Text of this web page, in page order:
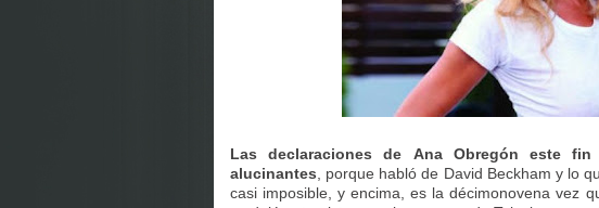
Las declaraciones de Ana Obregón este
alucinantes , porque habló de David Beckham y lo
casi imposible, y encima, es la décimonovena vez